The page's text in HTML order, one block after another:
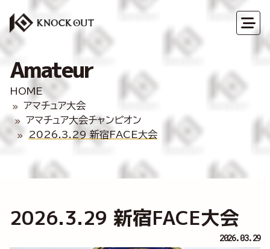
Amateur
HOME
アマチュア大会
アマチュア大会チャンピオン
2026.3.29 新宿FACE大会
2026.3.29 新宿FACE大会
2026.03.29